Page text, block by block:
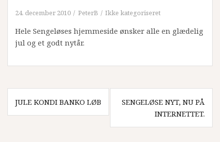
24. december 2010 PeterB Ikke kategoriseret
Hele Sengeløses hjemmeside ønsker alle en glædelig
jul og et godt nytår.
Indlægsnavigation
JULE KONDI BANKO LØB
SENGELØSE NYT, NU PÅ
INTERNETTET.